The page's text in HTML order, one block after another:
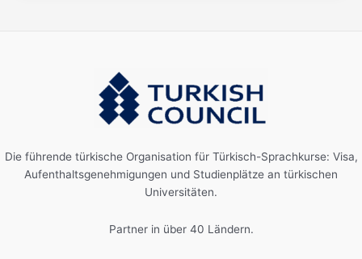
Die führende türkische Organisation für Türkisch-Sprachkurse: Visa,
Aufenthaltsgenehmigungen und Studienplätze an türkischen
Universitäten.
Partner in über 40 Ländern.